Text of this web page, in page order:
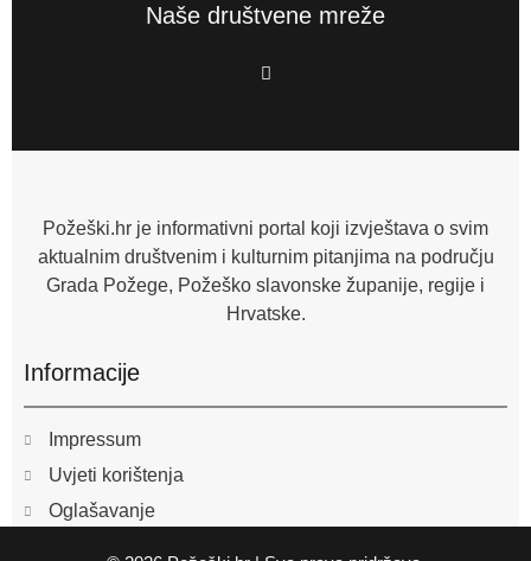
Naše društvene mreže
F
a
o
f
Požeški.hr je informativni portal koji izvještava o svim
aktualnim društvenim i kulturnim pitanjima na području
Grada Požege, Požeško slavonske županije, regije i
Hrvatske.
Informacije
Impressum
Uvjeti korištenja
Oglašavanje